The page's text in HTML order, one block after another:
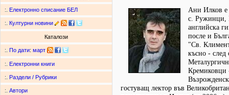
:. Електронно списание БЕЛ
:. Културни новини
Каталози
:. По дати: март
:. Електронни книги
:. Раздели / Рубрики
:. Автори
Ани Илков е
с. Ружинци,
английска
после и
"Св.
късно - след
Кремиковци
гостуващ лектор във